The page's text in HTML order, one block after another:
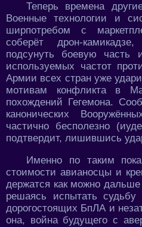
Теперь времена
Военные технологии и
ширпотребом с
соберёт дрон-
подсунуть боевую часть
используемых частот
Армии всех стран уже
мотивам конфликта в
похождений Гегемона.
канонических
частично бесполезно
подтвердит, лишившись
Именно по таким
стоимости авианосцы и
держатся как можно дальше
решаясь испытать
дорогостоящих БпЛА и
она, война будущего с